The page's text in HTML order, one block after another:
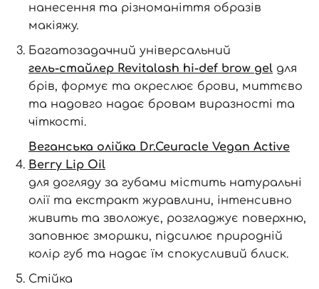
нанесення та різноманіття образів
макіяжу.
Багатозадачний універсальний
гель-стайлер Revitalash hi-def brow gel для
брів, формує та окреслює брови, миттєво
та надовго надає бровам виразності та
чіткості.
Веганська олійка Dr.Ceuracle Vegan Active
Berry Lip Oil
для догляду за губами містить натуральні
олії та екстракт журавлини, інтенсивно
живить та зволожує, розгладжує поверхню,
заповнює зморшки, підсилює природній
колір губ та надає їм спокусливий блиск.
Стійка